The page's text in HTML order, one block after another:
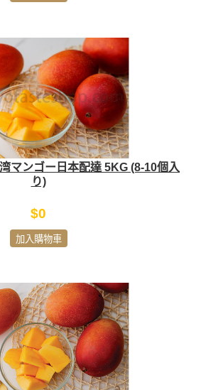
マンゴー日本配達 5KG (8-10個入
り)
$0
加入購物車